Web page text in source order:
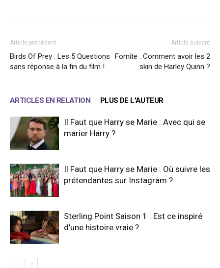
Article précédent
Birds Of Prey : Les 5 Questions
sans réponse à la fin du film !
Article suivant
Fornite : Comment avoir les 2
skin de Harley Quinn ?
ARTICLES EN RELATION PLUS DE L'AUTEUR
Il Faut que Harry se Marie : Avec qui se
marier Harry ?
Il Faut que Harry se Marie : Où suivre les
prétendantes sur Instagram ?
Sterling Point Saison 1 : Est ce inspiré
d’une histoire vraie ?